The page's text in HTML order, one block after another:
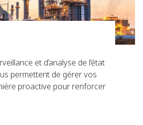
et d’analyse de l’état
permettent de gérer vos
proactive pour renforcer